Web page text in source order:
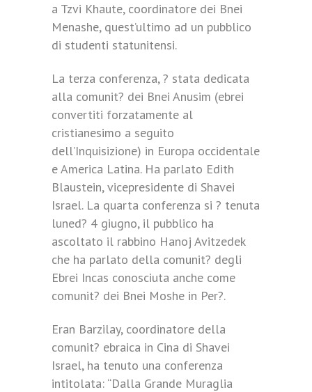
a Tzvi Khaute, coordinatore dei Bnei
Menashe, quest’ultimo ad un pubblico
di studenti statunitensi.
La terza conferenza, ? stata dedicata
alla comunit? dei Bnei Anusim (ebrei
convertiti forzatamente al
cristianesimo a seguito
dell’Inquisizione) in Europa occidentale
e America Latina. Ha parlato Edith
Blaustein, vicepresidente di Shavei
Israel. La quarta conferenza si ? tenuta
luned? 4 giugno, il pubblico ha
ascoltato il rabbino Hanoj Avitzedek
che ha parlato della comunit? degli
Ebrei Incas conosciuta anche come
comunit? dei Bnei Moshe in Per?.
Eran Barzilay, coordinatore della
comunit? ebraica in Cina di Shavei
Israel, ha tenuto una conferenza
intitolata: “Dalla Grande Muraglia